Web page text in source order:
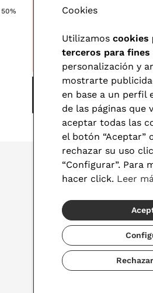
Cookies
Utilizamos cookies
terceros para fines
personalización y
mostrarte
en base a un perfil
de las páginas que
aceptar todas las
el botón “Aceptar”
rechazar su uso
“Configurar”. Para
hacer click. Leer